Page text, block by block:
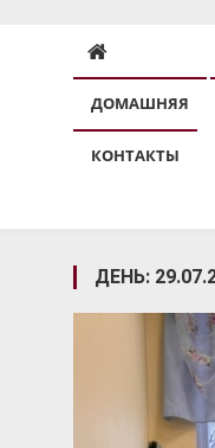
ДОМАШНЯЯ
КОНТАКТЫ
ДЕНЬ: